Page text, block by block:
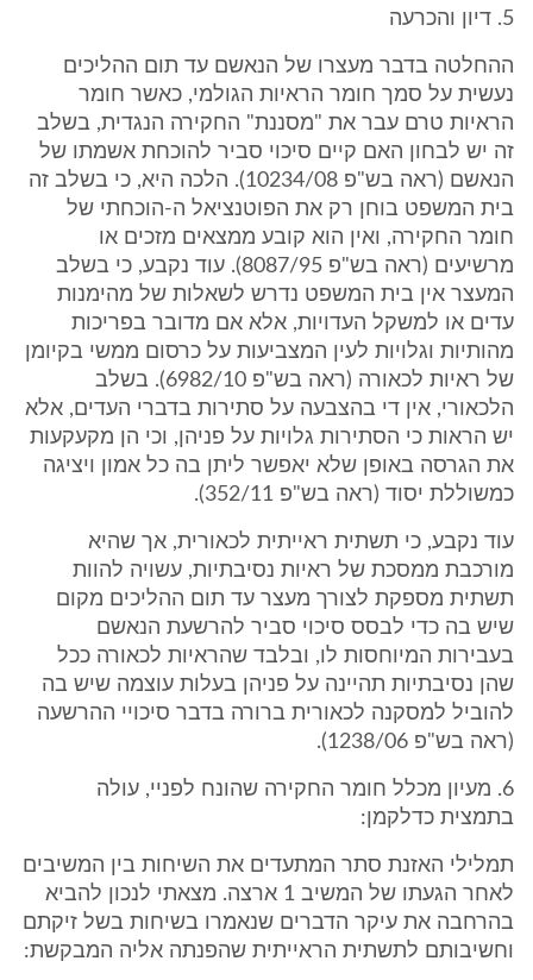
5. דיון והכרעה
ההחלטה בדבר מעצרו של הנאשם עד תום ההליכים
נעשית על סמך חומר הראיות הגולמי, כאשר חומר
הראיות טרם עבר את "מסננת" החקירה הנגדית, בשלב
זה יש לבחון האם קיים סיכוי סביר להוכחת אשמתו של
הנאשם (ראה בש"פ 10234/08). הלכה היא, כי בשלב זה
בית המשפט בוחן רק את הפוטנציאל ה-הוכחתי של
חומר החקירה, ואין הוא קובע ממצאים מזכים או
מרשיעים (ראה בש"פ 8087/95). עוד נקבע, כי בשלב
המעצר אין בית המשפט נדרש לשאלות של מהימנות
עדים או למשקל העדויות, אלא אם מדובר בפריכות
מהותיות וגלויות לעין המצביעות על כרסום ממשי בקיומן
של ראיות לכאורה (ראה בש"פ 6982/10). בשלב
הלכאורי, אין די בהצבעה על סתירות בדברי העדים, אלא
יש הראות כי הסתירות גלויות על פניהן, וכי הן מקעקעות
את הגרסה באופן שלא יאפשר ליתן בה כל אמון ויציגה
כמשוללת יסוד (ראה בש"פ 352/11).
עוד נקבע, כי תשתית ראייתית לכאורית, אך שהיא
מורכבת ממסכת של ראיות נסיבתיות, עשויה להוות
תשתית מספקת לצורך מעצר עד תום ההליכים מקום
שיש בה כדי לבסס סיכוי סביר להרשעת הנאשם
בעבירות המיוחסות לו, ובלבד שהראיות לכאורה ככל
שהן נסיבתיות תהיינה על פניהן בעלות עוצמה שיש בה
להוביל למסקנה לכאורית ברורה בדבר סיכויי ההרשעה
(ראה בש"פ 1238/06).
6. מעיון מכלל חומר החקירה שהונח לפניי, עולה
בתמצית כדלקמן:
תמלילי האזנת סתר המתעדים את השיחות בין המשיבים
לאחר הגעתו של המשיב 1 ארצה. מצאתי לנכון להביא
בהרחבה את עיקר הדברים שנאמרו בשיחות בשל זיקתם
וחשיבותם לתשתית הראייתית שהפנתה אליה המבקשת: